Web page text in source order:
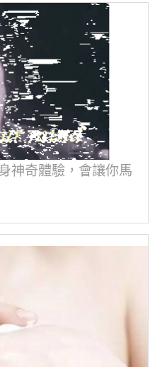
神奇體驗，會讓你馬